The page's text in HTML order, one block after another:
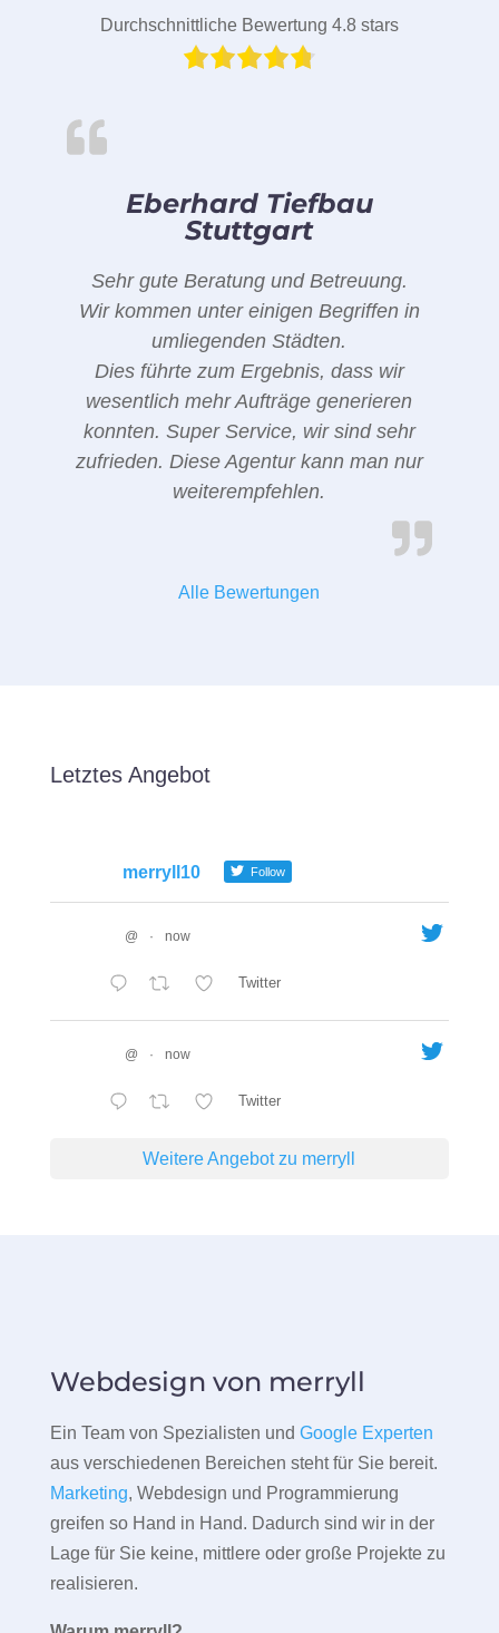
Durchschnittliche Bewertung 4.8 stars
Eberhard Tiefbau
Stuttgart
Sehr gute Beratung und Betreuung.
Wir kommen unter einigen Begriffen in
umliegenden Städten.
Dies führte zum Ergebnis, dass wir
wesentlich mehr Aufträge generieren
konnten. Super Service, wir sind sehr
zufrieden. Diese Agentur kann man nur
weiterempfehlen.
Alle Bewertungen
Letztes Angebot
merryll10 Follow
@ · now
Twitter
@ · now
Twitter
Weitere Angebot zu merryll
Webdesign von merryll
Ein Team von Spezialisten und Google Experten
aus verschiedenen Bereichen steht für Sie bereit.
Marketing, Webdesign und Programmierung
greifen so Hand in Hand. Dadurch sind wir in der
Lage für Sie keine, mittlere oder große Projekte zu
realisieren.